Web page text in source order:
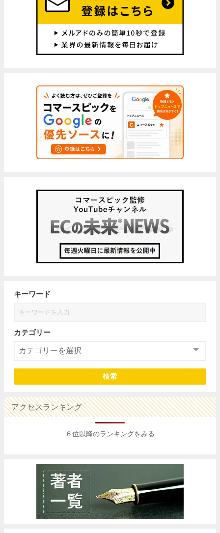
キーワード
カテゴリー
検索
アクセスランキング
６位以降のランキングをみる